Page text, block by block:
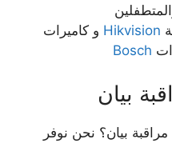
Hikvision و كاميرات
Bosch
بيان
بيان؟ نحن نوفر